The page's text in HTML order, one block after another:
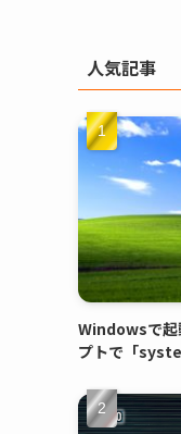
人気記事
Windowsで起
プトで「